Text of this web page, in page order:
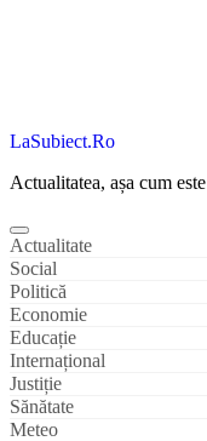
LaSubiect.Ro
Actualitatea, așa cum este
Actualitate
Social
Politică
Economie
Educație
Internațional
Justiție
Sănătate
Meteo